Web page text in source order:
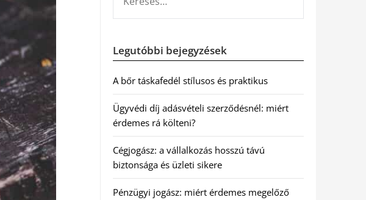
Legutóbbi bejegyzések
A bőr táskafedél stílusos és praktikus
Ügyvédi díj adásvételi szerződésnél: miért
érdemes rá költeni?
Cégjogász: a vállalkozás hosszú távú
biztonsága és üzleti sikere
Pénzügyi jogász: miért érdemes megelőző